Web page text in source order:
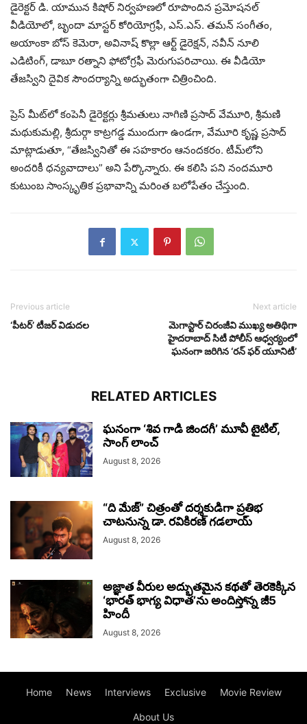
డైరెక్టర్ డి. యామున కిషోర్ నిర్వహణలో రూపొందిన ప్రమోషనల్
వీడియోలో, బృందా మాస్టర్ కోరియోగ్రఫీ, ఎస్.ఎస్. తమన్ సంగీతం,
అయాంకా బోస్ కెమెరా, అవినాష్ కొల్లా ఆర్ట్ డైరెక్షన్, నవీన్ నూలి
ఎడిటింగ్, డాబూ రత్నాని ఫోటోగ్రఫీ మెరుగుపరిచాయి. ఈ వీడియో
తేజస్విని దైవిక సౌందర్యాన్ని అద్భుతంగా చిత్రించింది.
ప్రెస్ మీట్‌లో కంపెనీ డైరెక్టర్లు శ్రీమతులు నాగిణి ప్రసాద్ వేమూరి, శ్రీమణి
మథుకుమల్లి, శ్రీదుర్గా కాట్రగడ్డ ముందుగా ఉండగా, వేమూరి కృష్ణ ప్రసాద్
మాట్లాడుతూ, “తేజస్వినితో ఈ సహకారం ఆనందకరం. టీమ్‌లోని
అందరికీ ధన్యవాదాలు” అని పేర్కొన్నారు. ఈ కలిసి పని నందమూరి
కుటుంబ సాంస్కృతిక ప్రభావాన్ని మరింత బలోపేతం చేస్తుంది.
Previous article
‘పీటర్’ టీజర్ విడుదల
Next article
మెగాస్టార్ చిరంజీవి ముఖ్య అతిథిగా
హైదరాబాద్ సిటీ పోలీస్ ఆధ్వర్యంలో
ఘనంగా జరిగిన ‘రన్ ఫర్ యూనిటీ’
RELATED ARTICLES
ఘనంగా ‘శివ గాడి జింద‌గీ’ మూవీ టైటిల్,
సాంగ్ లాంచ్
August 8, 2026
“ది మేజ్” చిత్రంతో దర్శకుడిగా ప్రతిభ
చాటనున్న డా. రవికిరణ్ గడలాయ్
August 8, 2026
అజ్ఞాత వీరుల అద్భుతమైన కథతో తెరకెక్కిన
‘భారత్ భాగ్య విధాత’ను అందిస్తోన్న జీ5
హిందీ
August 8, 2026
Home News Interviews Exclusive Movie Review
About Us